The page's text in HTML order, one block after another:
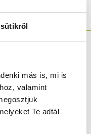
más is, mi is
valamint
Te adtál
is.